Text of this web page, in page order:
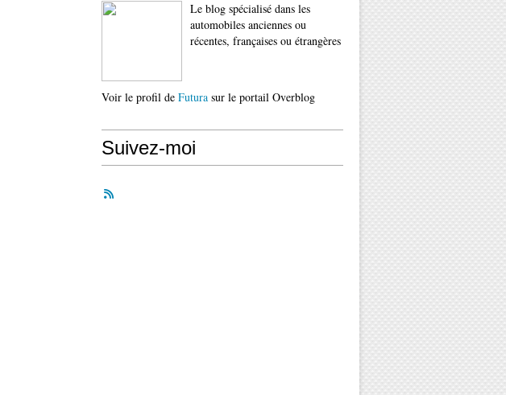
Le blog spécialisé dans les
automobiles anciennes ou
récentes, françaises ou étrangères
Voir le profil de Futura sur le portail Overblog
Suivez-moi